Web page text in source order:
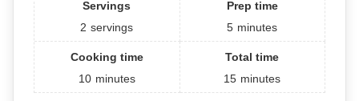
Servings
2 servings
Prep time
5 minutes
Cooking time
10 minutes
Total time
15 minutes